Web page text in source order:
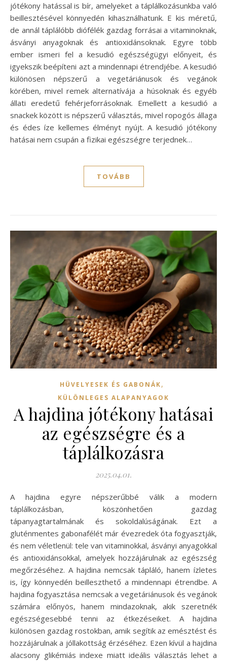
jótékony hatással is bír, amelyeket a táplálkozásunkba való
beillesztésével könnyedén kihasználhatunk. E kis méretű,
de annál táplálóbb diófélék gazdag forrásai a vitaminoknak,
ásványi anyagoknak és antioxidánsoknak. Egyre több
ember ismeri fel a kesudió egészségügyi előnyeit, és
igyekszik beépíteni azt a mindennapi étrendjébe. A kesudió
különösen népszerű a vegetáriánusok és vegánok
körében, mivel remek alternatívája a húsoknak és egyéb
állati eredetű fehérjeforrásoknak. Emellett a kesudió a
snackek között is népszerű választás, mivel ropogós állaga
és édes íze kellemes élményt nyújt. A kesudió jótékony
hatásai nem csupán a fizikai egészségre terjednek…
TOVÁBB
HÜVELYESEK ÉS GABONÁK,
KÜLÖNLEGES ALAPANYAGOK
A hajdina jótékony hatásai
az egészségre és a
táplálkozásra
2025.04.01.
A hajdina egyre népszerűbbé válik a modern
táplálkozásban, köszönhetően gazdag
tápanyagtartalmának és sokoldalúságának. Ezt a
gluténmentes gabonafélét már évezredek óta fogyasztják,
és nem véletlenül: tele van vitaminokkal, ásványi anyagokkal
és antioxidánsokkal, amelyek hozzájárulnak az egészség
megőrzéséhez. A hajdina nemcsak tápláló, hanem ízletes
is, így könnyedén beilleszthető a mindennapi étrendbe. A
hajdina fogyasztása nemcsak a vegetáriánusok és vegánok
számára előnyös, hanem mindazoknak, akik szeretnék
egészségesebbé tenni az étkezéseiket. A hajdina
különösen gazdag rostokban, amik segítik az emésztést és
hozzájárulnak a jóllakottság érzéséhez. Ezen kívül a hajdina
alacsony glikémiás indexe miatt ideális választás lehet a